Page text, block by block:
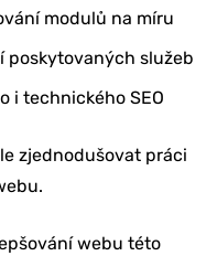
modulů na míru
poskytovaných služeb
i technického SEO
zjednodušovat práci
webu této